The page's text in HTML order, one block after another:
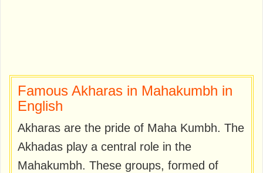
Famous Akharas in Mahakumbh in
English
Akharas are the pride of Maha Kumbh. The
Akhadas play a central role in the
Mahakumbh. These groups, formed of